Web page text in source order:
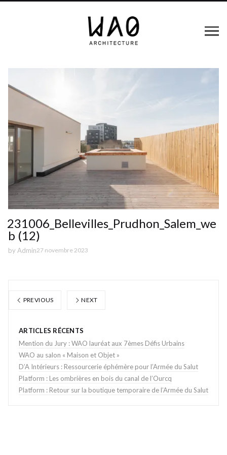
231006_Bellevilles_Prudhon_Salem_we
b (12)
by Admin27 novembre 2023
PREVIOUS NEXT
ARTICLES RÉCENTS
Mention du Jury : WAO lauréat aux 7èmes Défis Urbains
WAO au salon « Maison et Objet »
D’A Intérieurs : Ressourcerie éphémère pour l’Armée du Salut
Platform : Les ombrières en bois du canal de l’Ourcq
Platform : Retour sur la boutique temporaire de l’Armée du Salut